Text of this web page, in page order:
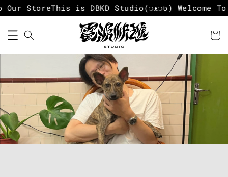
StoreThis is DBKD Studio(❍ᴥ❍ʋ) Welcome To